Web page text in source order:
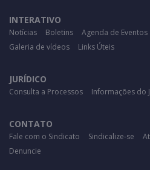
INTERATIVO
Notícias Boletins Agenda de Eventos
Galeria de vídeos
Links Úteis
JURÍDICO
Consulta a Processos Informações do
CONTATO
Fale com o Sindicato Sindicalize-se
Denuncie